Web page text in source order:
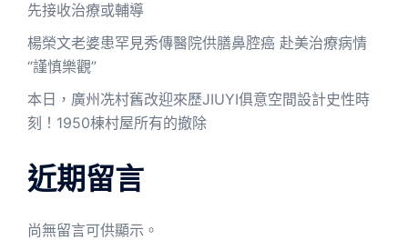
先接收治療或輔導
楊榮文老婆患罕見秀傳醫院供膳鼻腔癌 赴美治療病情
“謹慎樂觀”
本日，廣州冼村舊改迎來歷JIUYI俱意空間設計史性時
刻！1950棟村屋所有的撤除
近期留言
尚無留言可供顯示。